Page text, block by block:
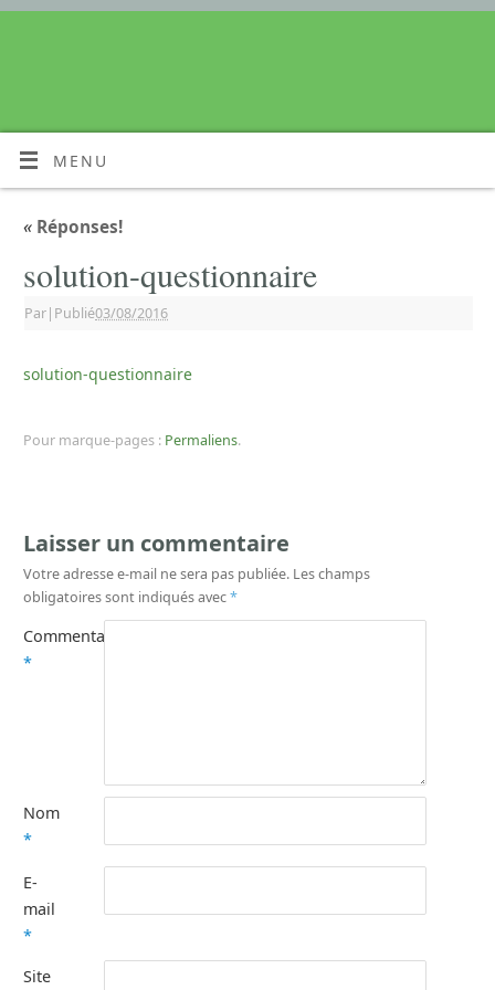
MENU
« Réponses!
solution-questionnaire
Par| Publié03/08/2016
solution-questionnaire
Pour marque-pages : Permaliens.
Laisser un commentaire
Votre adresse e-mail ne sera pas publiée. Les champs
obligatoires sont indiqués avec*
Commentaire
*
Nom
*
E-
mail
*
Site